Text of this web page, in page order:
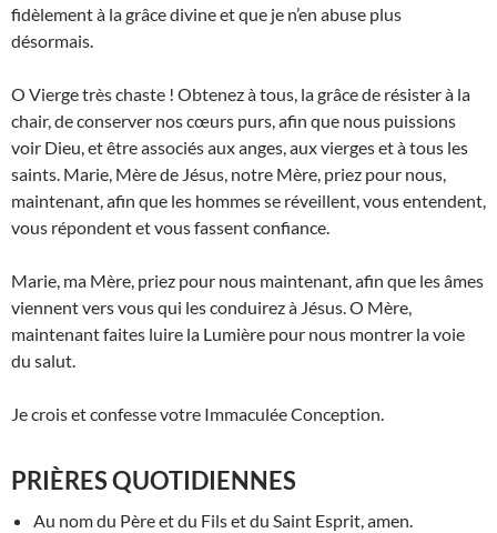
fidèlement à la grâce divine et que je n’en abuse plus
désormais.
O Vierge très chaste ! Obtenez à tous, la grâce de résister à la
chair, de conserver nos cœurs purs, afin que nous puissions
voir Dieu, et être associés aux anges, aux vierges et à tous les
saints. Marie, Mère de Jésus, notre Mère, priez pour nous,
maintenant, afin que les hommes se réveillent, vous entendent,
vous répondent et vous fassent confiance.
Marie, ma Mère, priez pour nous maintenant, afin que les âmes
viennent vers vous qui les conduirez à Jésus. O Mère,
maintenant faites luire la Lumière pour nous montrer la voie
du salut.
Je crois et confesse votre Immaculée Conception.
PRIÈRES QUOTIDIENNES
Au nom du Père et du Fils et du Saint Esprit, amen.